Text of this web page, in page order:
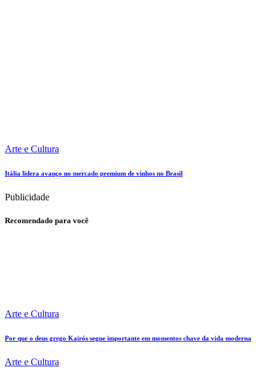
Arte e Cultura
Itália lidera avanço no mercado premium de vinhos no Brasil
Publicidade
Recomendado para você
Arte e Cultura
Por que o deus grego Kairós segue importante em momentos chave da vida moderna
Arte e Cultura